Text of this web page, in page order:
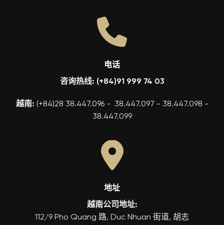
电话
咨询热线: (+84)91 999 74 03
越南: (+84)28 38.447.096 - 38.447.097 - 38.447.098 -
38.447.099
地址
越南公司地址:
112/9 Pho Quang 路, Duc Nhuan 街道, 胡志